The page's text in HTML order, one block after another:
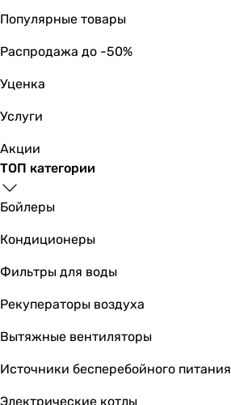
Популярные товары
Распродажа до -50%
Уценка
Услуги
Акции
ТОП категории
Бойлеры
Кондиционеры
Фильтры для воды
Рекуператоры воздуха
Вытяжные вентиляторы
Источники бесперебойного питания
Электрические котлы